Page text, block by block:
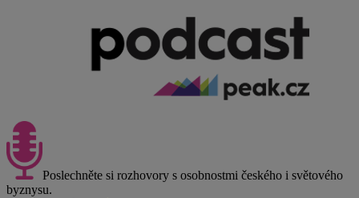
Poslechněte si rozhovory s osobnostmi českého i světového
byznysu.